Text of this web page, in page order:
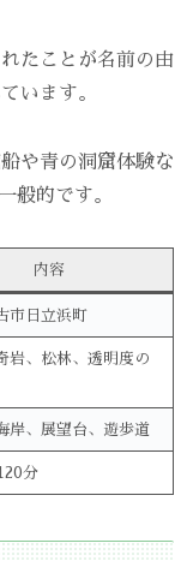
たことが名前の由
います。
や青の洞窟体験な
般的です。
内容
市日立浜町
岩、松林、透明度の
岸、展望台、遊歩道
分